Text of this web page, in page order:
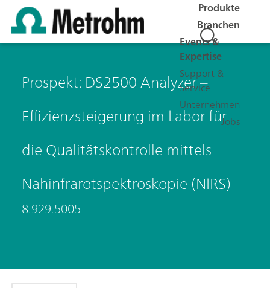
Produkte
Branchen
Events &
Expertise
Support &
Service
Unternehmen
Jobs
Prospekt: DS2500 Analyzer –
Effizienzsteigerung im Labor für
die Qualitätskontrolle mittels
Nahinfrarotspektroskopie (NIRS)
8.929.5005